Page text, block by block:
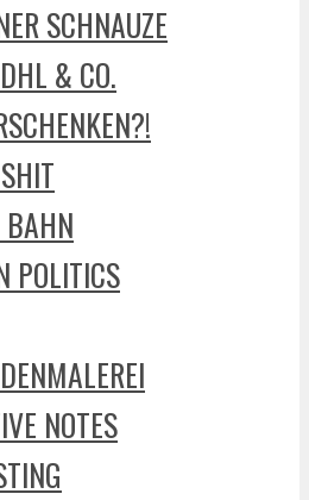
SCHNAUZE
& CO.
POLITICS
NOTES